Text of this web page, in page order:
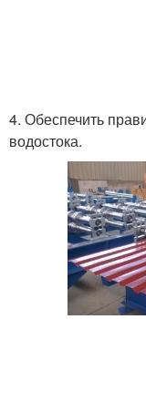
4. Обеспечить
водостока.